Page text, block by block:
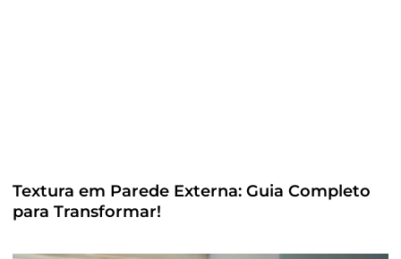
Textura em Parede Externa: Guia Completo
para Transformar!